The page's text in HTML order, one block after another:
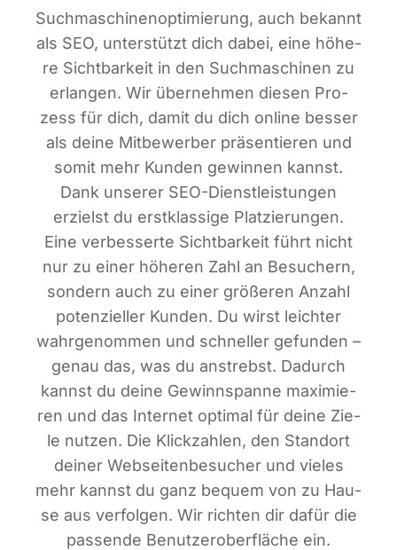
Such­ma­schi­nen­op­ti­mie­rung, auch bekannt
als SEO, unter­stützt dich dabei, eine höhe­
re Sicht­bar­keit in den Such­ma­schi­nen zu
erlan­gen. Wir über­neh­men die­sen Pro­
zess für dich, damit du dich online bes­ser
als dei­ne Mit­be­wer­ber prä­sen­tie­ren und
somit mehr Kun­den gewin­nen kannst.
Dank unse­rer SEO-Dienst­leis­tun­gen
erzielst du erst­klas­si­ge Plat­zie­run­gen.
Eine ver­bes­ser­te Sicht­bar­keit führt nicht
nur zu einer höhe­ren Zahl an Besu­chern,
son­dern auch zu einer grö­ße­ren Anzahl
poten­zi­el­ler Kun­den. Du wirst leich­ter
wahr­ge­nom­men und schnel­ler gefun­den –
genau das, was du anstrebst. Dadurch
kannst du dei­ne Gewinn­span­ne maxi­mie­
ren und das Inter­net opti­mal für dei­ne Zie­
le nut­zen. Die Klick­zah­len, den Stand­ort
dei­ner Web­sei­ten­be­su­cher und vie­les
mehr kannst du ganz bequem von zu Hau­
se aus ver­fol­gen. Wir rich­ten dir dafür die
pas­sen­de Benut­zer­ober­flä­che ein.